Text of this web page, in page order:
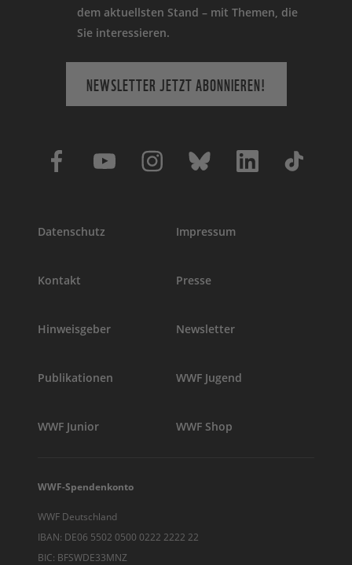
dem aktuellsten Stand – mit Themen, die
Sie interessieren.
NEWSLETTER JETZT ABONNIEREN!
Datenschutz Impressum
Kontakt Presse
Hinweisgeber Newsletter
Publikationen WWF Jugend
WWF Junior WWF Shop
WWF-Spendenkonto
WWF Deutschland
IBAN: DE06 5502 0500 0222 2222 22
BIC: BFSWDE33MNZ